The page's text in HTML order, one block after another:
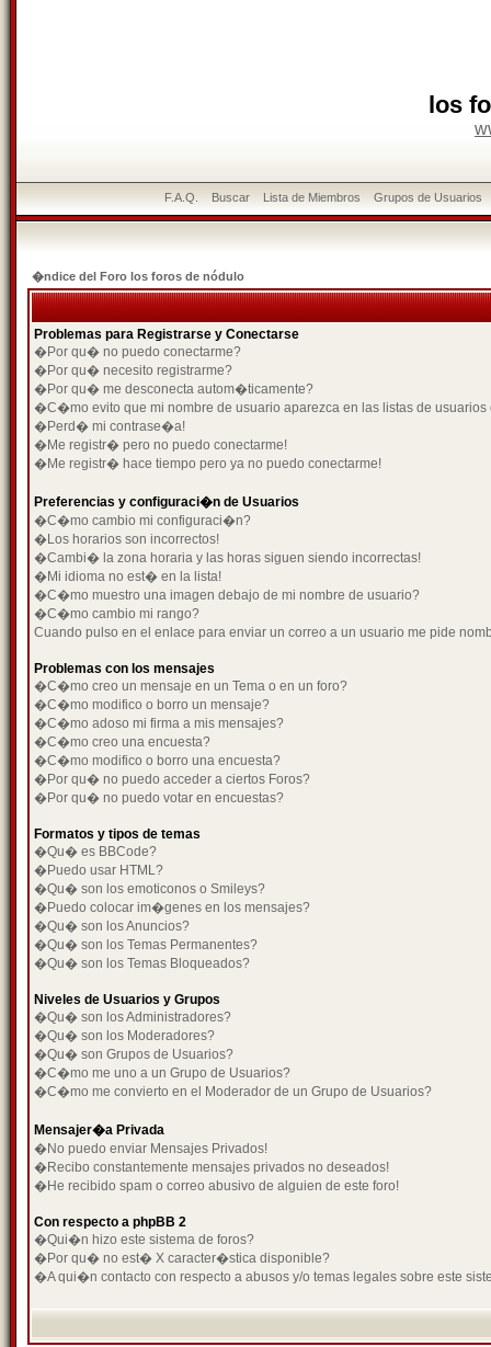
los
F.A.Q. Buscar Lista de Miembros Grupos de Usuarios
�ndice del Foro los foros de nódulo
Problemas para Registrarse y Conectarse
�Por qu� no puedo conectarme?
�Por qu� necesito registrarme?
�Por qu� me desconecta autom�ticamente?
�C�mo evito que mi nombre de usuario aparezca en las listas de usuarios
�Perd� mi contrase�a!
�Me registr� pero no puedo conectarme!
�Me registr� hace tiempo pero ya no puedo conectarme!
Preferencias y configuraci�n de Usuarios
�C�mo cambio mi configuraci�n?
�Los horarios son incorrectos!
�Cambi� la zona horaria y las horas siguen siendo incorrectas!
�Mi idioma no est� en la lista!
�C�mo muestro una imagen debajo de mi nombre de usuario?
�C�mo cambio mi rango?
Cuando pulso en el enlace para enviar un correo a un usuario me pide
Problemas con los mensajes
�C�mo creo un mensaje en un Tema o en un foro?
�C�mo modifico o borro un mensaje?
�C�mo adoso mi firma a mis mensajes?
�C�mo creo una encuesta?
�C�mo modifico o borro una encuesta?
�Por qu� no puedo acceder a ciertos Foros?
�Por qu� no puedo votar en encuestas?
Formatos y tipos de temas
�Qu� es BBCode?
�Puedo usar HTML?
�Qu� son los emoticonos o Smileys?
�Puedo colocar im�genes en los mensajes?
�Qu� son los Anuncios?
�Qu� son los Temas Permanentes?
�Qu� son los Temas Bloqueados?
Niveles de Usuarios y Grupos
�Qu� son los Administradores?
�Qu� son los Moderadores?
�Qu� son Grupos de Usuarios?
�C�mo me uno a un Grupo de Usuarios?
�C�mo me convierto en el Moderador de un Grupo de Usuarios?
Mensajer�a Privada
�No puedo enviar Mensajes Privados!
�Recibo constantemente mensajes privados no deseados!
�He recibido spam o correo abusivo de alguien de este foro!
Con respecto a phpBB 2
�Qui�n hizo este sistema de foros?
�Por qu� no est� X caracter�stica disponible?
�A qui�n contacto con respecto a abusos y/o temas legales sobre este